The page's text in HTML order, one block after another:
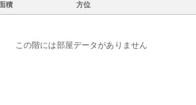
積 方位
この階には部屋データがありません